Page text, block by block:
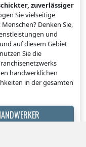
zuverlässiger
Sie vielseitige
Denken Sie,
und
auf diesem Gebiet
Sie die
handwerklichen
in der gesamten